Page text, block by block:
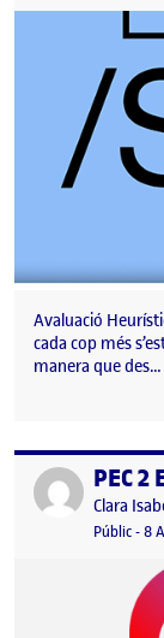
Avaluació
cada cop més
manera que des…
Publicat per
Publicat
Clara
Visibilitat:
Públic-8